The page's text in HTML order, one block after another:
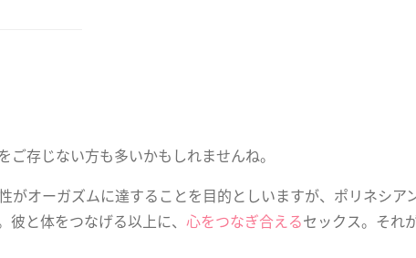
存じない方も多いかもしれませんね。
がオーガズムに達することを目的としいますが、ポリネシア
と体をつなげる以上に、 心をつなぎ合えるセックス。それ